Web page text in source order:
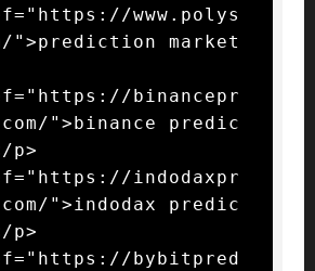
www.polys
">prediction market
binancepr
">binance predic
p>
indodaxpr
">indodax predic
p>
bybitpred